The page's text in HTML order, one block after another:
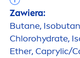
Zawiera:
Butane,
Chlorohydrate,
Ether, Caprylic/